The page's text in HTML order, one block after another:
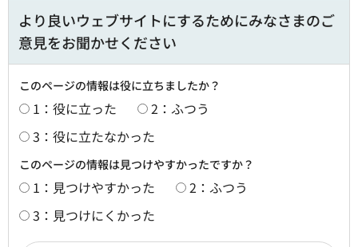
より良いウェブサイトにするためにみなさまのご
意見をお聞かせください
このページの情報は役に立ちましたか？
1：役に立った
2：ふつう
3：役に立たなかった
このページの情報は見つけやすかったですか？
1：見つけやすかった
2：ふつう
3：見つけにくかった